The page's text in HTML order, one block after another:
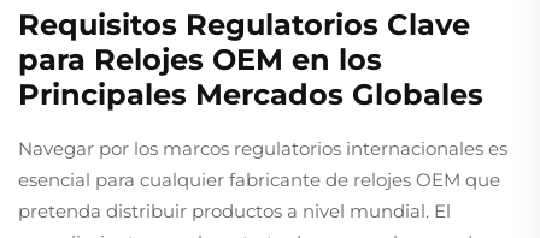
Requisitos Regulatorios Clave
para Relojes OEM en los
Principales Mercados Globales
Navegar por los marcos regulatorios internacionales es
esencial para cualquier fabricante de relojes OEM que
pretenda distribuir productos a nivel mundial. El